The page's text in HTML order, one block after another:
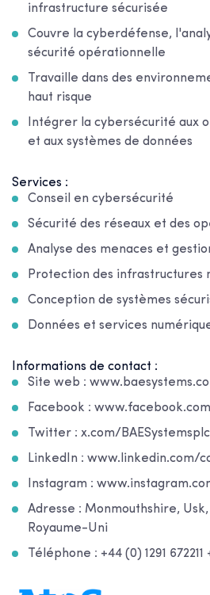
infrastructure sécurisée
Couvre la cyberdéfense,
sécurité opérationnelle
Travaille dans des
haut risque
Intégrer la cybersécurité aux
et aux systèmes de données
Services :
Conseil en cybersécurité
Sécurité des réseaux et des
Analyse des menaces et
Protection des infrastructures
Conception de systèmes
Données et services
Informations de contact :
Site web :
Facebook :
Twitter : x.com/BAESystemsplc
LinkedIn : www.linkedin.com/
Instagram :
Adresse : Monmouthshire, Usk,
Royaume-Uni
Téléphone : +44 (0) 1291 672211